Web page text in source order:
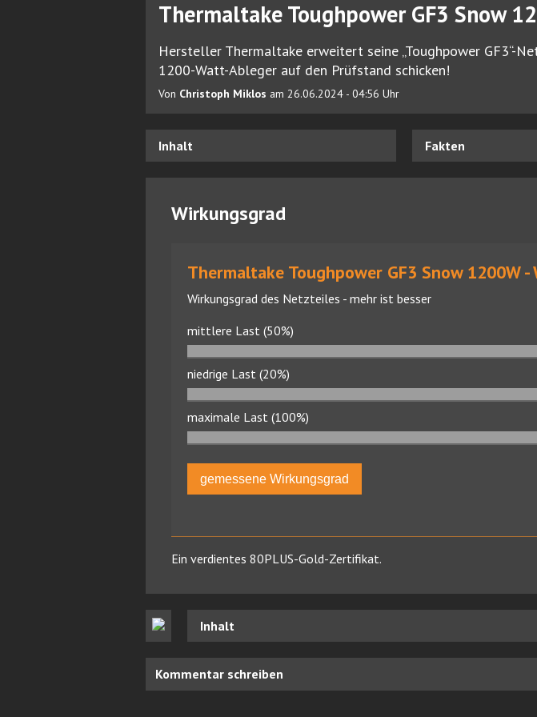
Thermaltake Toughpower GF3 Snow
Hersteller Thermaltake erweitert seine „Toughpower GF3“-
1200-Watt-Ableger auf den Prüfstand schicken!
Von Christoph Miklos am 26.06.2024 - 04:56 Uhr
Inhalt Fakten
Wirkungsgrad
Thermaltake Toughpower GF3 Snow 1200W
Wirkungsgrad des Netzteiles - mehr ist besser
mittlere Last (50%)
niedrige Last (20%)
maximale Last (100%)
gemessene Wirkungsgrad
Ein verdientes 80PLUS-Gold-Zertifikat.
Inhalt
Kommentar schreiben